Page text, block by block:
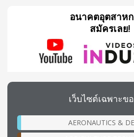
อนาคตอุตสาห
สมัครเลย!
เว็บไซต์เฉพาะขอ
AERONAUTICS &